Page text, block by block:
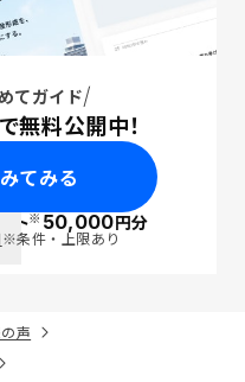
てガイド
無料公開中！
てみる
ト※50,000円分
※条件・上限あり
声